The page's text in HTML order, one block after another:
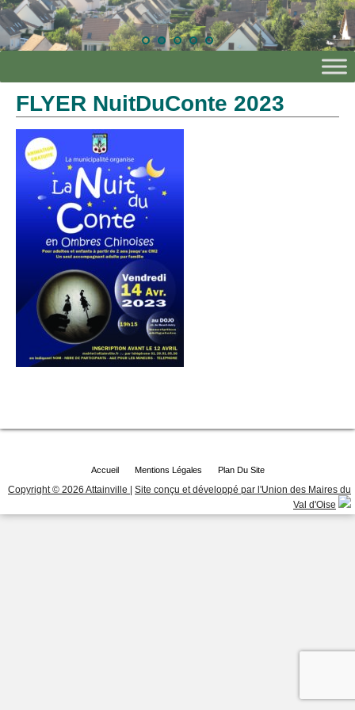
FLYER NuitDuConte 2023
Accueil Mentions Légales Plan Du Site
Copyright © 2026 Attainville | Site conçu et développé par l'Union des Maires du
Val d'Oise